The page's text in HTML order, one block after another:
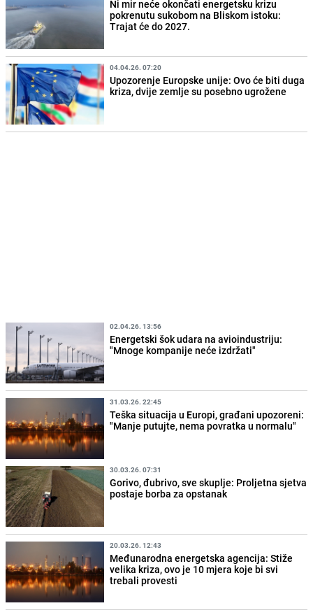
Ni mir neće okončati energetsku krizu
pokrenutu sukobom na Bliskom istoku:
Trajat će do 2027.
04.04.26. 07:20
Upozorenje Europske unije: Ovo će biti duga
kriza, dvije zemlje su posebno ugrožene
02.04.26. 13:56
Energetski šok udara na avioindustriju:
"Mnoge kompanije neće izdržati"
31.03.26. 22:45
Teška situacija u Europi, građani upozoreni:
"Manje putujte, nema povratka u normalu"
30.03.26. 07:31
Gorivo, đubrivo, sve skuplje: Proljetna sjetva
postaje borba za opstanak
20.03.26. 12:43
Međunarodna energetska agencija: Stiže
velika kriza, ovo je 10 mjera koje bi svi
trebali provesti